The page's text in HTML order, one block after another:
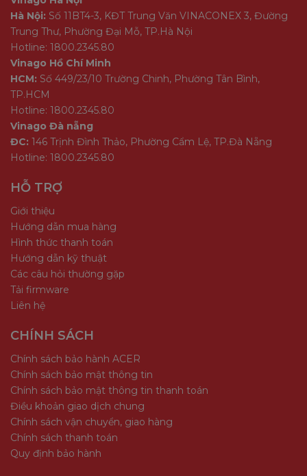
Hà Nội: Số 11BT4-3, KĐT Trung Văn VINACONEX 3, Đường
Trung Thư, Phường Đại Mỗ, TP.Hà Nội
Hotline: 1800.2345.80
Vinago Hồ Chí Minh
HCM: Số 449/23/10 Trường Chinh, Phường Tân Bình,
TP.HCM
Hotline: 1800.2345.80
Vinago Đà nẵng
ĐC: 146 Trịnh Đình Thảo, Phường Cẩm Lệ, TP.Đà Nẵng
Hotline: 1800.2345.80
HỖ TRỢ
Giới thiệu
Hướng dẫn mua hàng
Hình thức thanh toán
Hướng dẫn kỹ thuật
Các câu hỏi thường gặp
Tải firmware
Liên hệ
CHÍNH SÁCH
Chính sách bảo hành ACER
Chính sách bảo mật thông tin
Chính sách bảo mật thông tin thanh toán
Điều khoản giao dịch chung
Chính sách vận chuyển, giao hàng
Chính sách thanh toán
Quy định bảo hành